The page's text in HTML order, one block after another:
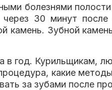
болезнями
30 минут
камень. Зубной
в год. Курильщикам,
какие
за зубами после